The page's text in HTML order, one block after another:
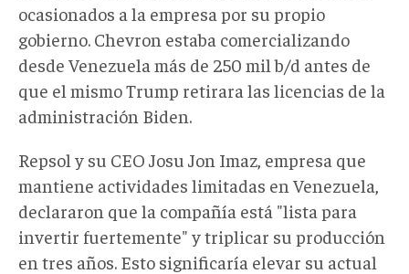
ocasionados a la empresa por su propio
gobierno. Chevron estaba comercializando
desde Venezuela más de 250 mil b/d antes de
que el mismo Trump retirara las licencias de la
administración Biden.
Repsol y su CEO Josu Jon Imaz, empresa que
mantiene actividades limitadas en Venezuela,
declararon que la compañía está "lista para
invertir fuertemente" y triplicar su producción
en tres años. Esto significaría elevar su actual